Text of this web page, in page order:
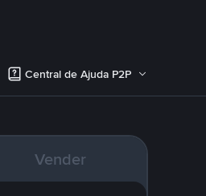
Central de Ajuda P2P
Vender